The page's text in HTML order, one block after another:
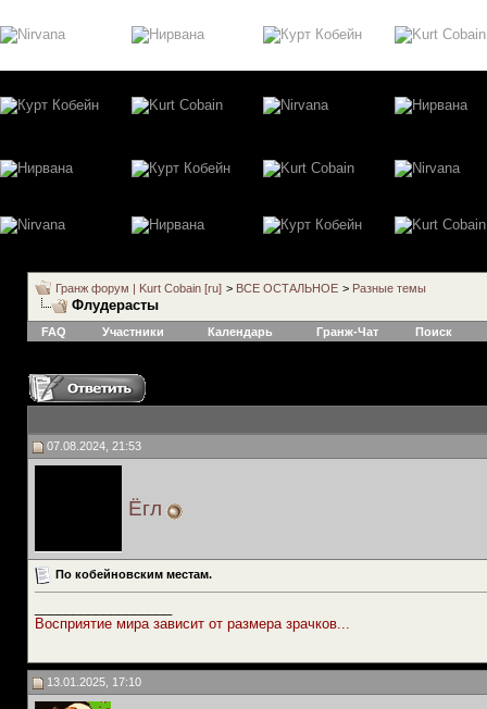
Гранж форум | Kurt Cobain [ru] > ВСЕ ОСТАЛЬНОЕ > Разные темы
Флудерасты
FAQ Участники Календарь Гранж-Чат Поиск
07.08.2024, 21:53
Ёгл
По кобейновским местам.
Восприятие мира зависит от размера зрачков...
13.01.2025, 17:10